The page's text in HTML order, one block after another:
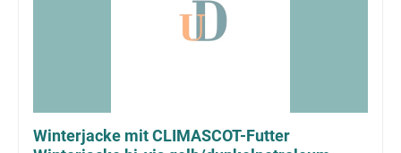
Winterjacke mit CLIMASCOT-Futter